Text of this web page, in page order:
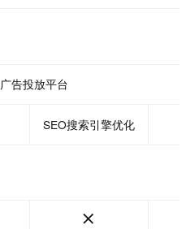
广告投放平台
SEO搜索引擎优化